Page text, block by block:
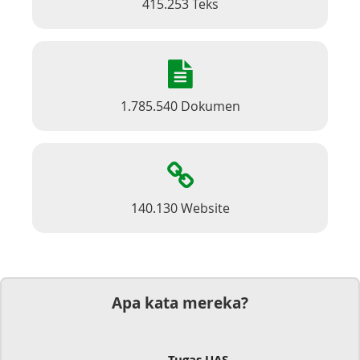
415.253 Teks
1.785.540 Dokumen
140.130 Website
Apa kata mereka?